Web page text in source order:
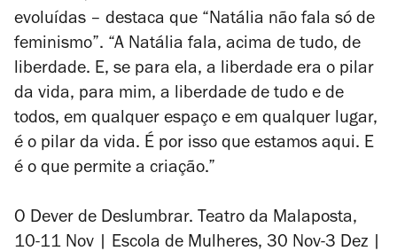
evoluídas – destaca que “Natália não fala só de
feminismo”. “A Natália fala, acima de tudo, de
liberdade. E, se para ela, a liberdade era o pilar
da vida, para mim, a liberdade de tudo e de
todos, em qualquer espaço e em qualquer lugar,
é o pilar da vida. É por isso que estamos aqui. E
é o que permite a criação.”
O Dever de Deslumbrar. Teatro da Malaposta,
10-11 Nov | Escola de Mulheres, 30 Nov-3 Dez |